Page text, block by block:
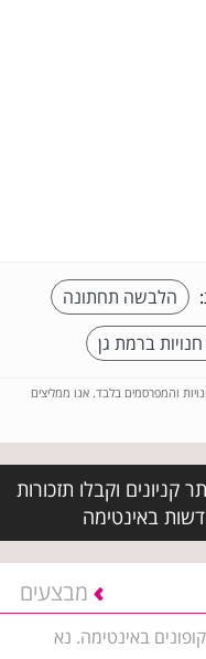
הלבשה תחתונה
ברמת גן
והמפרסמים בלבד. אנו ממליצים
וקבלו תזכורות
באינטימה
מבצעים
באינטימה. נא